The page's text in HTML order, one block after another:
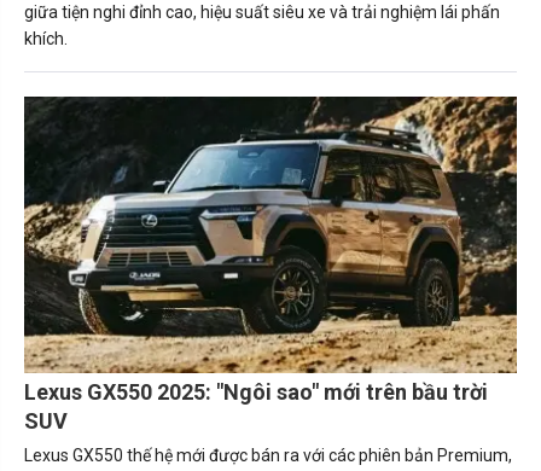
giữa tiện nghi đỉnh cao, hiệu suất siêu xe và trải nghiệm lái phấn
khích.
Lexus GX550 2025: "Ngôi sao" mới trên bầu trời
SUV
Lexus GX550 thế hệ mới được bán ra với các phiên bản Premium,